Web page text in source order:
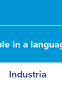
in a
Industria